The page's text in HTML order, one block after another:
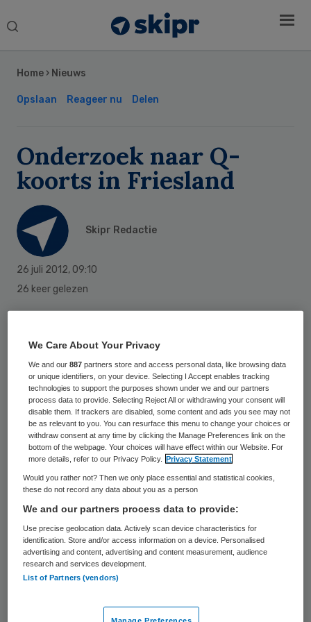
Search
Home › Nieuws
Opslaan Reageer nu Delen
Onderzoek naar Q-
koorts in Friesland
Skipr Redactie
26 juli 2012, 09:10
26 keer gelezen
Q-koorts. In de provincie is de afgelopen
maanden een toename van het aantal
meldingen geconstateerd. Op dit moment
zijn er 11 patiënten met Q-koorts gemeld.
Vier van hen komen uit Drachten of
omgeving.
De GGD in Friesland liet woensdag weten
samen met de Nederlandse Voedsel- en
Warenautoriteit (NVWA) met het onderzoek
te zijn begonnen.
Sidebar
We Care About Your Privacy
We and our887 partners store and access personal data, like browsing data
or unique identifiers, on your device. Selecting I Accept enables tracking
technologies to support the purposes shown under we and our partners
process data to provide. Selecting Reject All or withdrawing your consent will
disable them. If trackers are disabled, some content and ads you see may not
be as relevant to you. You can resurface this menu to change your choices or
withdraw consent at any time by clicking the Manage Preferences link on the
bottom of the webpage. Your choices will have effect within our Website. For
more details, refer to our Privacy Policy.
Privacy Statement
Would you rather not? Then we only place essential and statistical cookies,
these do not record any data about you as a person
We and our partners process data to provide:
Use precise geolocation data. Actively scan device characteristics for
identification. Store and/or access information on a device. Personalised
advertising and content, advertising and content measurement, audience
research and services development.
List of Partners (vendors)